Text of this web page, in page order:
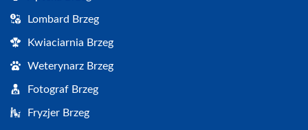
Lombard Brzeg
Kwiaciarnia Brzeg
Weterynarz Brzeg
Fotograf Brzeg
Fryzjer Brzeg